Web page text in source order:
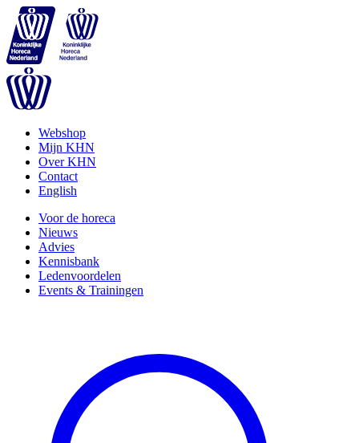
Webshop
Mijn KHN
Over KHN
Contact
English
Voor de horeca
Nieuws
Advies
Kennisbank
Ledenvoordelen
Events & Trainingen